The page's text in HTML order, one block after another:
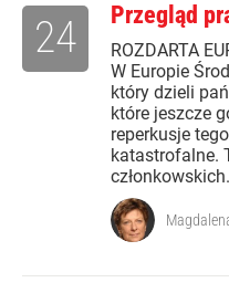
Przegląd
ROZDARTA
W Europie
który dzieli
które jeszcze
reperkusje
katastrofalne.
24